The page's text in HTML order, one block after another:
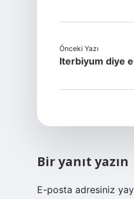
Önceki Yazı
Iterbiyum diye
Bir yanıt yazın
E-posta adresiniz